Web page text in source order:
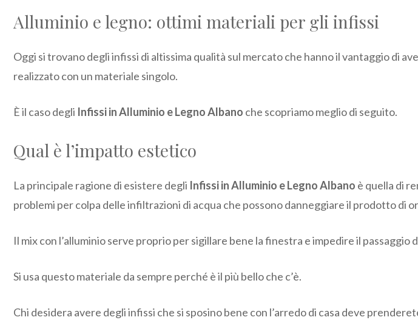
Alluminio e legno: ottimi materiali per gli infissi
Oggi si trovano degli infissi di altissima qualità sul mercato che hanno il vantaggio di
realizzato con un materiale singolo.
È il caso degli Infissi in Alluminio e Legno Albano che scopriamo meglio di seguito.
Qual è l’impatto estetico
La principale ragione di esistere degli Infissi in Alluminio e Legno Albano è quella di
problemi per colpa delle infiltrazioni di acqua che possono danneggiare il prodotto di
Il mix con l’alluminio serve proprio per sigillare bene la finestra e impedire il passaggio
Si usa questo materiale da sempre perché è il più bello che c’è.
Chi desidera avere degli infissi che si sposino bene con l’arredo di casa deve